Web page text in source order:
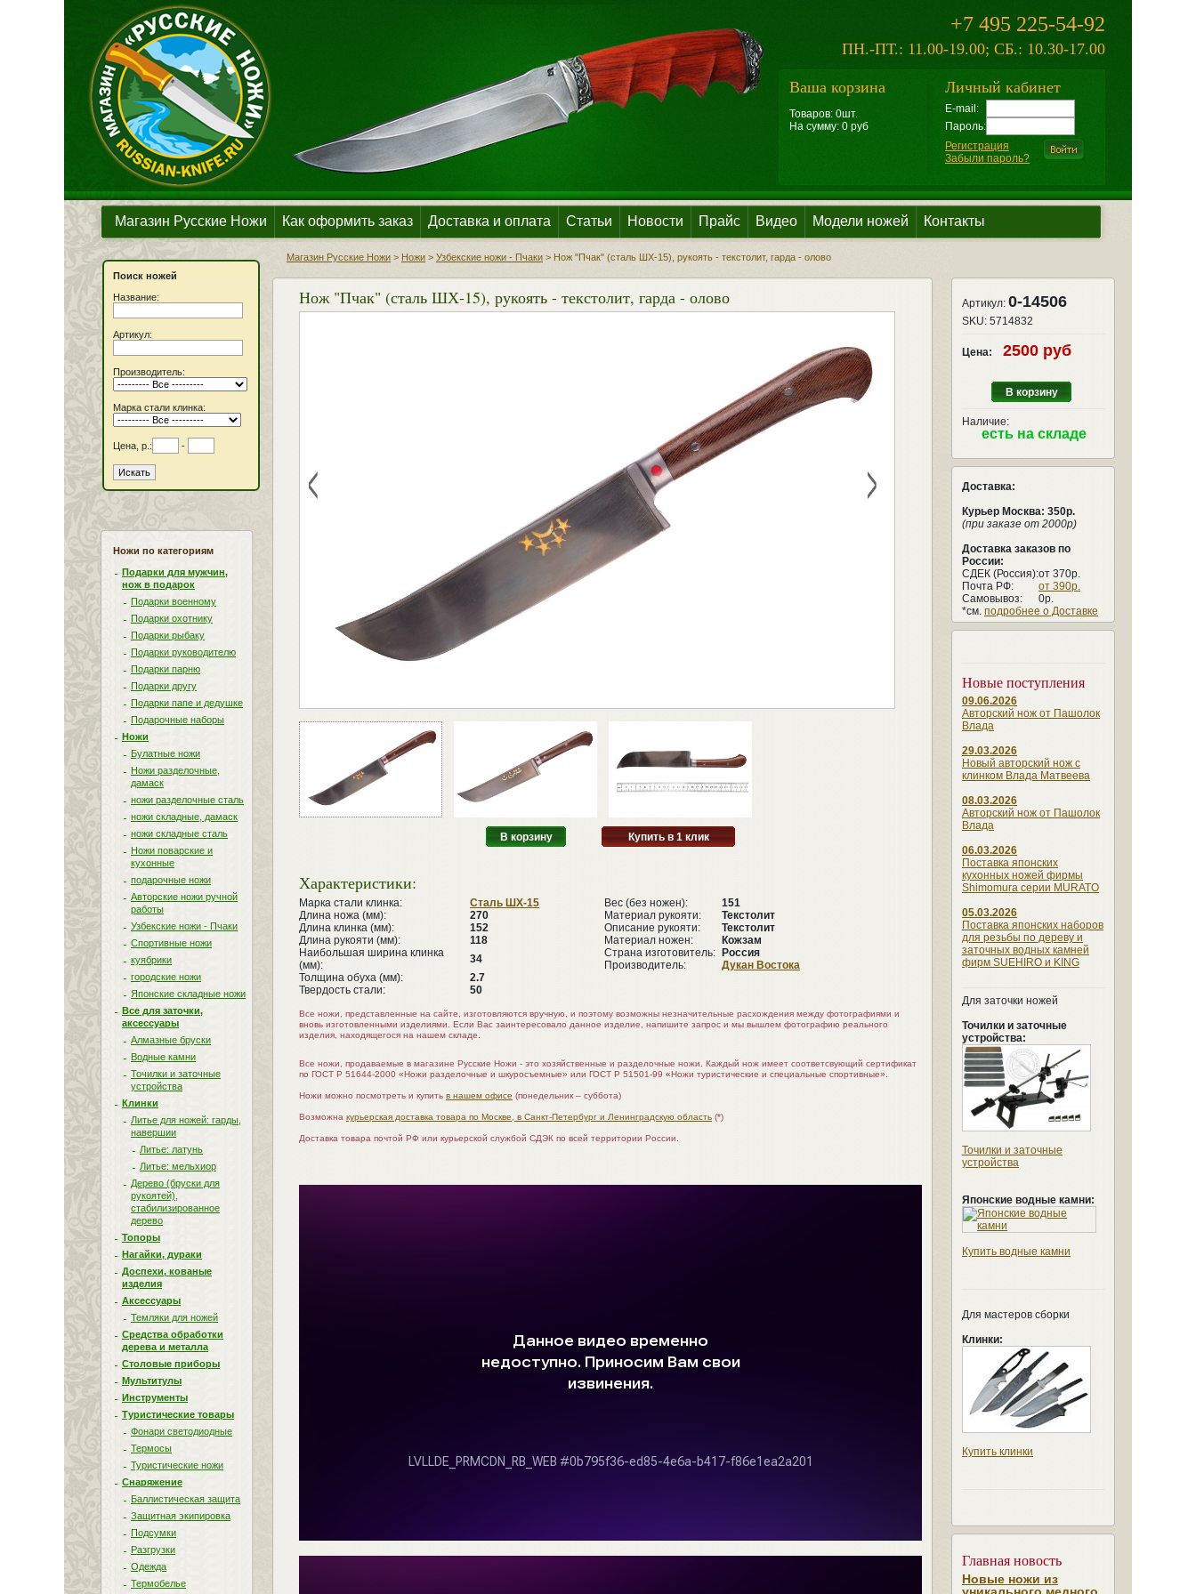
+7 495 225-54-92
ПН.-ПТ.: 11.00-19.00; СБ.: 10.30-17.00
Ваша корзина
Товаров: 0шт.
На сумму: 0 руб
Личный кабинет
E-mail:
Пароль:
Регистрация
Забыли пароль?
Магазин Русские Ножи Как оформить заказ Доставка и оплата Статьи Новости Прайс Видео Модели ножей Контакты
Поиск ножей
Название:
Артикул:
Производитель:
Марка стали клинка:
Цена, р.: -
Ножи по категориям
Подарки для мужчин,
нож в подарок
Подарки военному
Подарки охотнику
Подарки рыбаку
Подарки руководителю
Подарки парню
Подарки другу
Подарки папе и дедушке
Подарочные наборы
Ножи
Булатные ножи
Ножи разделочные,
дамаск
ножи разделочные сталь
ножи складные, дамаск
ножи складные сталь
Ножи поварские и
кухонные
подарочные ножи
Авторские ножи ручной
работы
Узбекские ножи - Пчаки
Спортивные ножи
куябрики
городские ножи
Японские складные ножи
Все для заточки,
аксессуары
Алмазные бруски
Водные камни
Точилки и заточные
устройства
Клинки
Литье для ножей: гарды,
навершии
Литье: латунь
Литье: мельхиор
Дерево (бруски для
рукоятей),
стабилизированное
дерево
Топоры
Нагайки, дураки
Доспехи, кованые
изделия
Аксессуары
Темляки для ножей
Средства обработки
дерева и металла
Столовые приборы
Мультитулы
Инструменты
Туристические товары
Фонари светодиодные
Термосы
Туристические ножи
Снаряжение
Баллистическая защита
Защитная экипировка
Подсумки
Разгрузки
Одежда
Термобелье
Магазин Русские Ножи > Ножи > Узбекские ножи - Пчаки > Нож "Пчак" (сталь ШХ-15), рукоять - текстолит, гарда - олово
Нож "Пчак" (сталь ШХ-15), рукоять - текстолит, гарда - олово
< >
В корзину Купить в 1 клик
Характеристики:
Марка стали клинка:
Сталь ШХ-15
Длина ножа (мм):
270
Длина клинка (мм):
152
Длина рукояти (мм):
118
Наибольшая ширина клинка
(мм):
34
Толщина обуха (мм):
2.7
Твердость стали:
50
Вес (без ножен):
151
Материал рукояти:
Текстолит
Описание рукояти:
Текстолит
Материал ножен:
Кожзам
Страна изготовитель:
Россия
Производитель:
Дукан Востока
Все ножи, представленные на сайте, изготовляются вручную, и поэтому возможны незначительные расхождения между фотографиями и
вновь изготовленными изделиями. Если Вас заинтересовало данное изделие, напишите запрос и мы вышлем фотографию реального
изделия, находящегося на нашем складе.
Все ножи, продаваемые в магазине Русские Ножи - это хозяйственные и разделочные ножи. Каждый нож имеет соответсвующий сертификат
по ГОСТ Р 51644-2000 «Ножи разделочные и шкуросъемные» или ГОСТ Р 51501-99 «Ножи туристические и специальные спортивные».
Ножи можно посмотреть и купить в нашем офисе (понедельник – суббота)
Возможна курьерская доставка товара по Москве, в Санкт-Петербург и Ленинградскую область (*)
Доставка товара почтой РФ или курьерской службой СДЭК по всей территории России.
Артикул: 0-14506
SKU: 5714832
Цена: 2500 руб
В корзину
Наличие:
есть на складе
Доставка:
Курьер Москва: 350р.
(при заказе от 2000р)
Доставка заказов по
России:
СДЕК (Россия):от 370р.
Почта РФ:
от 390р.
Самовывоз:
0р.
*см. подробнее о Доставке
Новые поступления
09.06.2026
Авторский нож от Пашолок
Влада
29.03.2026
Новый авторский нож с
клинком Влада Матвеева
08.03.2026
Авторский нож от Пашолок
Влада
06.03.2026
Поставка японских
кухонных ножей фирмы
Shimomura серии MURATO
05.03.2026
Поставка японских наборов
для резьбы по дереву и
заточных водных камней
фирм SUEHIRO и KING
Для заточки ножей
Точилки и заточные
устройства:
Точилки и заточные
устройства
Японские водные камни:
Купить водные камни
Для мастеров сборки
Клинки:
Купить клинки
Главная новость
Новые ножи из